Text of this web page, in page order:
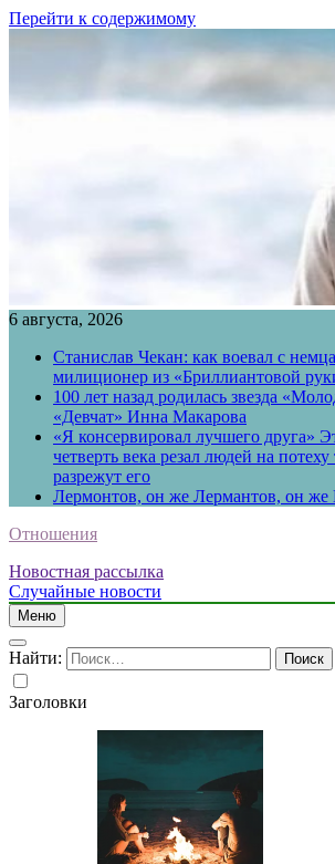
Перейти к содержимому
6 августа, 2026
Станислав Чекан: как воевал с
милиционер из «Бриллиантовой
100 лет назад родилась звезда
«Девчат» Инна Макарова
«Я консервировал лучшего друга»
четверть века резал людей на
разрежут его
Лермонтов, он же Лермантов, он же
Отношения
Новостная рассылка
Случайные новости
Меню
Найти:
Заголовки